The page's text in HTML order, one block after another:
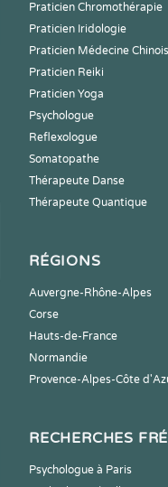
Praticien Chromothérapie
Praticien Iridologie
Praticien Médecine
Praticien Reiki
Praticien Yoga
Psychologue
Reflexologue
Somatopathe
Thérapeute Danse
Thérapeute Quantique
RÉGIONS
Auvergne-Rhône-Alpes
Corse
Hauts-de-France
Normandie
Provence-Alpes-Côte
RECHERCHES
Psychologue à Paris